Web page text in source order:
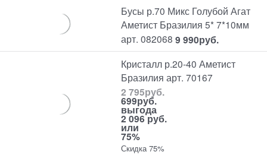
Бусы р.70 Микс Голубой Агат
Аметист Бразилия 5* 7*10мм
арт. 082068 9 990руб.
Кристалл р.20-40 Аметист
Бразилия арт. 70167
2 795руб.
699руб.
выгода
2 096 руб.
или
75%
Скидка 75%